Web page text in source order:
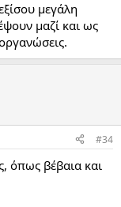
μεγάλη
μαζί και ως
#34
όπως βέβαια και